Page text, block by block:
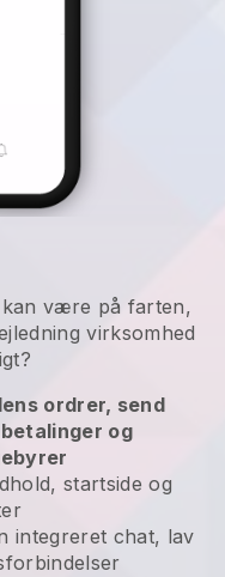
kan være på farten,
virksomhed
ordrer, send
og
startside og
integreret chat, lav